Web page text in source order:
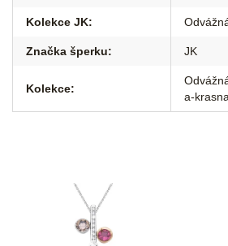
Kolekce JK:
Značka šperku: JK
Kolekce:
a-